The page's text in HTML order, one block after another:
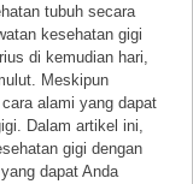
tubuh secara
kesehatan gigi
di kemudian hari,
Meskipun
alami yang dapat
Dalam artikel ini,
gigi dengan
dapat Anda